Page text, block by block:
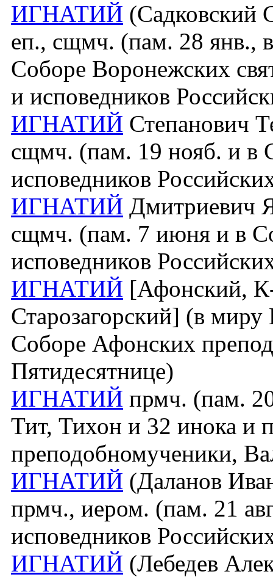
ИГНАТИЙ (Садковский
еп., сщмч. (пам. 28 янв.,
Соборе Воронежских
и исповедников
ИГНАТИЙ Степанович
сщмч. (пам. 19 нояб. и в
исповедников
ИГНАТИЙ Дмитриевич
сщмч. (пам. 7 июня и в
исповедников
ИГНАТИЙ [Афонский,
Старозагорский] (в
Соборе Афонских
Пятидесятнице)
ИГНАТИЙ прмч. (пам.
Тит, Тихон и 32 инока и
преподобномученики,
ИГНАТИЙ (Даланов
прмч., иером. (пам. 21
исповедников
ИГНАТИЙ (Лебедев